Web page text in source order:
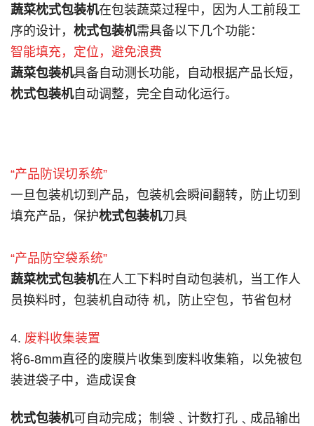
蔬菜枕式包装机在包装蔬菜过程中，因为人工前段工
序的设计， 枕式包装机需具备以下几个功能：
智能填充，定位，避免浪费
蔬菜包装机具备自动测长功能，自动根据产品长短，
枕式包装机自动调整，完全自动化运行。
“产品防误切系统”
一旦包装机切到产品，包装机会瞬间翻转，防止切到
填充产品，保护枕式包装机刀具
“产品防空袋系统”
蔬菜枕式包装机在人工下料时自动包装机，当工作人
员换料时，包装机自动待 机，防止空包，节省包材
4. 废料收集装置
将6-8mm直径的废膜片收集到废料收集箱，以免被包
装进袋子中，造成误食
枕式包装机可自动完成；制袋﹑计数打孔﹑成品输出